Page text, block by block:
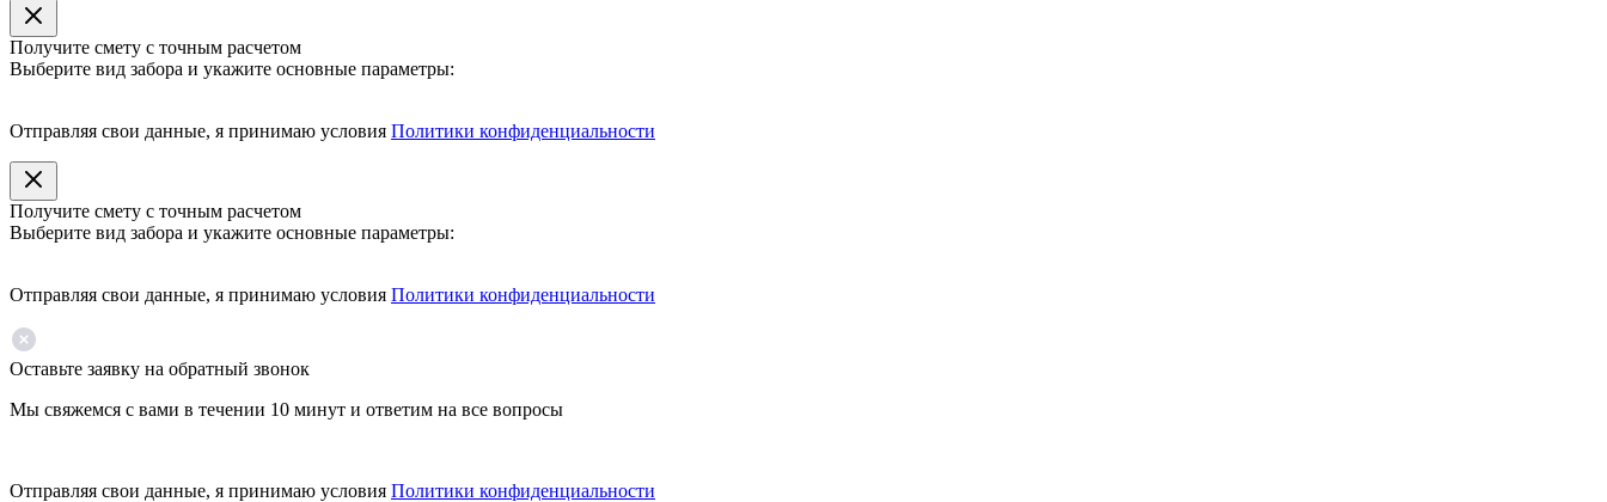
Получите смету с точным расчетом
Выберите вид забора и укажите основные параметры:
Отправляя свои данные, я принимаю условия Политики конфиденциальности
Получите смету с точным расчетом
Выберите вид забора и укажите основные параметры:
Отправляя свои данные, я принимаю условия Политики конфиденциальности
Оставьте заявку на обратный звонок
Мы свяжемся с вами в течении 10 минут и ответим на все вопросы
Отправляя свои данные, я принимаю условия Политики конфиденциальности